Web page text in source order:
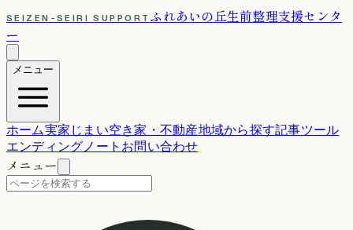
SEIZEN-SEIRI SUPPORT ふれあいの丘生前整理支援センタ
ー
メニュー
ホーム実家じまい空き家・不動産地域から探す記事ツール
エンディングノート お問い合わせ
メニュー